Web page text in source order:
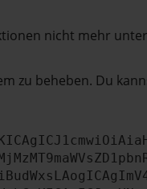
nicht mehr
zu beheben. Du